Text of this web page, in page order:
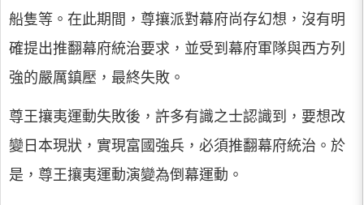
船隻等。在此期間，尊攘派對幕府尚存幻想，沒有明
確提出推翻幕府統治要求，並受到幕府軍隊與西方列
強的嚴厲鎮壓，最終失敗。
尊王攘夷運動失敗後，許多有識之士認識到，要想改
變日本現狀，實現富國強兵，必須推翻幕府統治。於
是，尊王攘夷運動演變為倒幕運動。